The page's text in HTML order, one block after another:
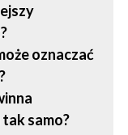
oznaczać
samo?